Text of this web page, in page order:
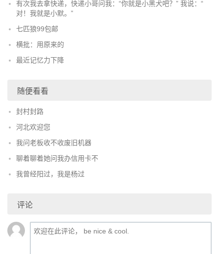
有次我去拿快递，快递小哥问我：“你就是小黑犬吧？” 我说：“
对！我就是小默。”
七匹狼99包邮
横批：用原来的
最近记忆力下降
随便看看
封村封路
河北欢迎您
我问老板收不收废旧机器
聊着聊着她问我办信用卡不
我曾经阳过，我是杨过
评论